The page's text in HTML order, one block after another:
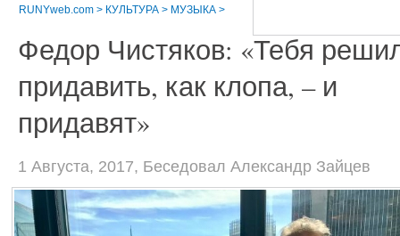
RUNYweb.com > КУЛЬТУРА > МУЗЫКА >
Федор Чистяков: «Тебя
придавить, как клопа, – и
придавят»
1 Августа, 2017, Беседовал Александр Зайцев